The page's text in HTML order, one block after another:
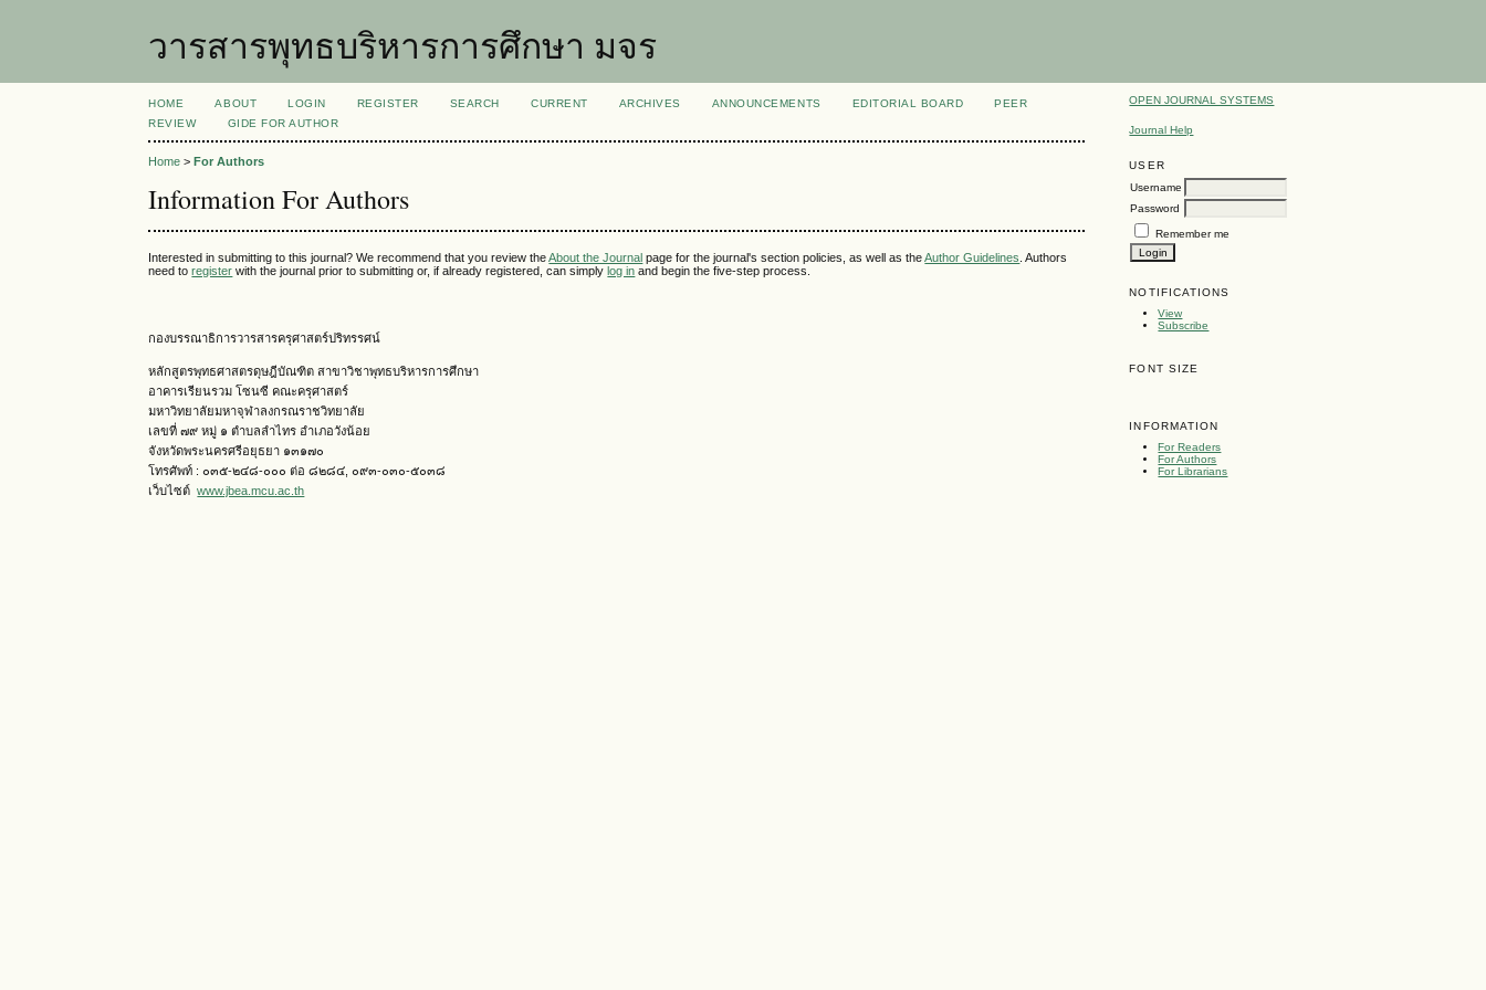
วารสารพุทธบริหารการศึกษา มจร
OPEN JOURNAL SYSTEMS
Journal Help
USER
Username
Password
Remember me
NOTIFICATIONS
View
Subscribe
FONT SIZE
INFORMATION
For Readers
For Authors
For Librarians
HOME ABOUT LOGIN REGISTER SEARCH CURRENT ARCHIVES ANNOUNCEMENTS EDITORIAL BOARD
PEER
REVIEW
GIDE FOR AUTHOR
Home >For Authors
Information For Authors
Interested in submitting to this journal? We recommend that you review theAbout the Journal page for the journal's section policies, as well as theAuthor Guidelines . Authors
need toregister with the journal prior to submitting or, if already registered, can simplylog in and begin the five-step process.
กองบรรณาธิการวารสารครุศาสตร์ปริทรรศน์
หลักสูตรพุทธศาสตรดุษฎีบัณฑิต สาขาวิชาพุทธบริหารการศึกษา
อาคารเรียนรวม โซนซี คณะครุศาสตร์
มหาวิทยาลัยมหาจุฬาลงกรณราชวิทยาลัย
เลขที่ ๗๙ หมู่ ๑ ตำบลลำไทร อำเภอวังน้อย
จังหวัดพระนครศรีอยุธยา ๑๓๑๗๐
โทรศัพท์ : ๐๓๕-๒๔๘-๐๐๐ ต่อ ๘๒๘๔, ๐๙๓-๐๓๐-๕๐๓๘
เว็บไซต์www.jbea.mcu.ac.th